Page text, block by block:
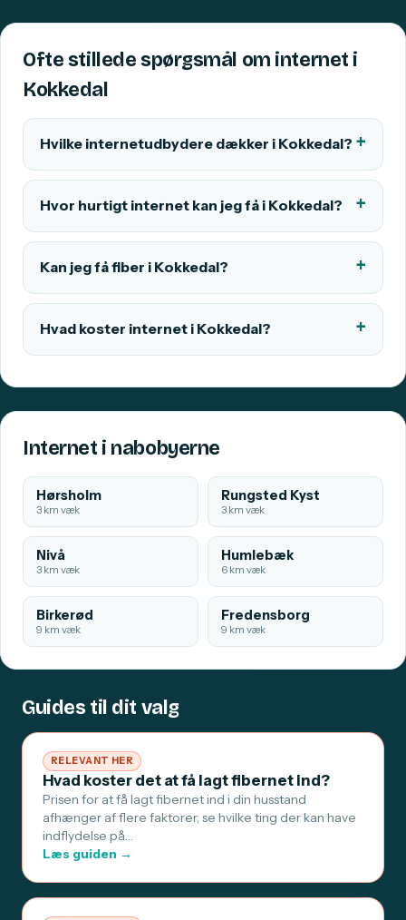
Ofte stillede spørgsmål om internet i
Kokkedal
Hvilke internetudbydere dækker i Kokkedal?
Hvor hurtigt internet kan jeg få i Kokkedal?
Kan jeg få fiber i Kokkedal?
Hvad koster internet i Kokkedal?
Internet i nabobyerne
Hørsholm
3 km væk
Rungsted Kyst
3 km væk
Nivå
3 km væk
Humlebæk
6 km væk
Birkerød
9 km væk
Fredensborg
9 km væk
Guides til dit valg
RELEVANT HER
Hvad koster det at få lagt fibernet ind?
Prisen for at få lagt fibernet ind i din husstand
afhænger af flere faktorer, se hvilke ting der kan have
indflydelse på…
Læs guiden →